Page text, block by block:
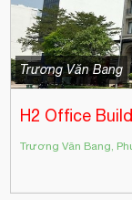
Trương Văn Bang
H2 Office
Trương Văn Bang,